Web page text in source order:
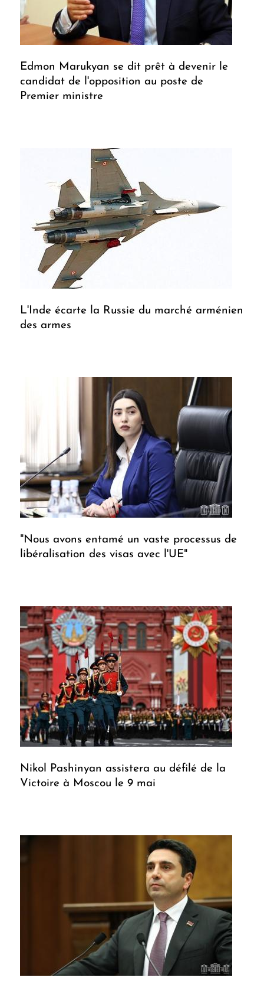
Edmon Marukyan se dit prêt à devenir le
candidat de l'opposition au poste de
Premier ministre
L'Inde écarte la Russie du marché arménien
des armes
"Nous avons entamé un vaste processus de
libéralisation des visas avec l'UE"
Nikol Pashinyan assistera au défilé de la
Victoire à Moscou le 9 mai